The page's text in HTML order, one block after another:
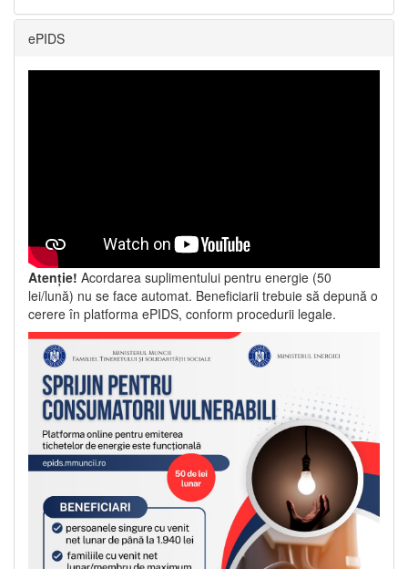
ePIDS
Atenție! Acordarea suplimentului pentru energie (50
lei/lună) nu se face automat. Beneficiarii trebuie să depună o
cerere în platforma ePIDS, conform procedurii legale.